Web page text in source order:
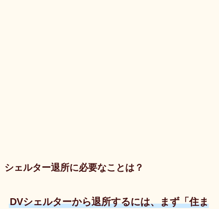
シェルター退所に必要なことは？
DVシェルターから退所するには、まず「住ま